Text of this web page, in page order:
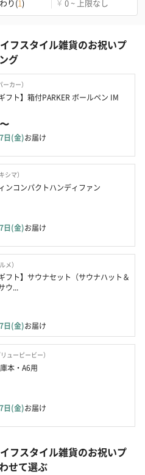
り(1) ¥ 0 ~ 上限なし
フスタイル雑貨のお祝いプ
グ
ーカー）
フト】箱付PARKER ボールペン IM
日(金)お届け
シマ）
ンコンパクトハンディファン
日(金)お届け
メ）
ギフト】サウナセット（サウナハット＆
ウ...
日(金)お届け
ューピービー）
本・A6用
日(金)お届け
フスタイル雑貨のお祝いプ
せて選ぶ